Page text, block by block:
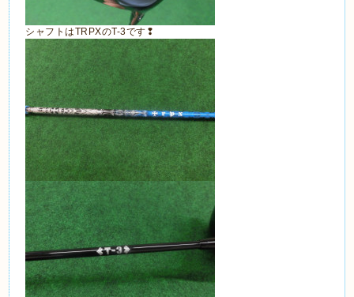
シャフトはTRPXのT-3です❢